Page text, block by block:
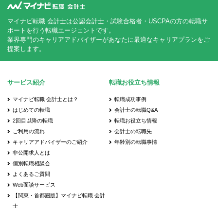
マイナビ転職 会計士は公認会計士・試験合格者・USCPAの方の転職サ
ポートを行う転職エージェントです。
業界専門のキャリアアドバイザーがあなたに最適なキャリアプランをご
提案します。
サービス紹介
マイナビ転職 会計士とは？
はじめての転職
2回目以降の転職
ご利用の流れ
キャリアアドバイザーのご紹介
非公開求人とは
個別転職相談会
よくあるご質問
Web面談サービス
【関東・首都圏版】マイナビ転職 会計
士
転職お役立ち情報
転職成功事例
会計士の転職Q&A
転職お役立ち情報
会計士の転職先
年齢別の転職事情